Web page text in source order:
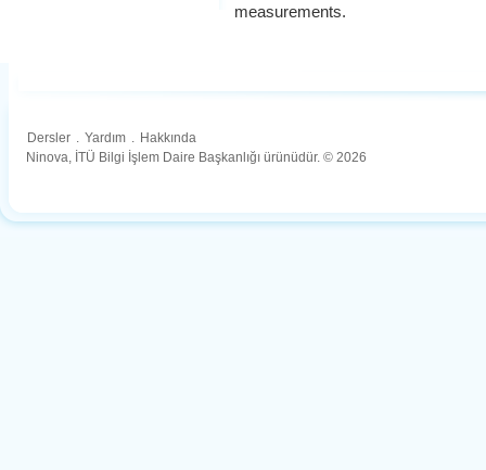
measurements.
Dersler . Yardım . Hakkında
Ninova, İTÜ Bilgi İşlem Daire Başkanlığı ürünüdür. © 2026